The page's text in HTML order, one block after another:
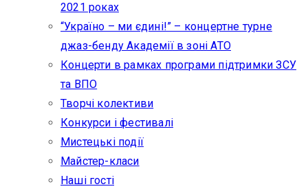
2021 роках
“Україно – ми єдині!” – концертне турне
джаз-бенду Академії в зоні АТО
Концерти в рамках програми підтримки ЗСУ
та ВПО
Творчі колективи
Конкурси і фестивалі
Мистецькі події
Майстер-класи
Наші гості